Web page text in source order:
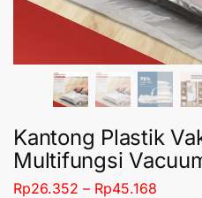
Kantong Plastik
Multifungsi
Rp26.352 – Rp45.168